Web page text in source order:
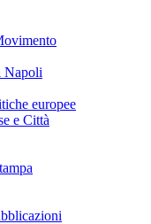
Napoli
europee
e Città